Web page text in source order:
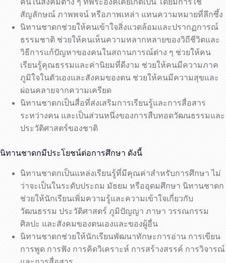
สัญลักษณ์ ภาพพจน์ หรือภาพเหล่า แทนความหมายที่ลึกซึ้ง
นิทานชาดกช่วยให้คนเข้าใจสิ่งแวดล้อมและปรากฏการณ์
ธรรมชาติ ช่วยให้คนเห็นความหลากหลายของวิถีชีวิตและ
วิธีการแก้ปัญหาของคนในสถานการณ์ต่าง ๆ ช่วยให้คน
เรียนรู้คุณธรรมและค่านิยมที่ดีงาม ช่วยให้คนมีความภาค
ภูมิใจในตัวเองและสังคมของตน ช่วยให้คนมีความสุขและ
ผ่อนคลายจากความเครียด
นิทานชาดกเป็นสื่อที่ส่งเสริมการเรียนรู้และการสื่อสาร
ระหว่างคน และเป็นส่วนหนึ่งของการสืบทอดวัฒนธรรมและ
ประวัติศาสตร์ของชาติ
นิทานชาดกมีประโยชน์ต่อการศึกษา ดังนี้
นิทานชาดกเป็นแหล่งเรียนรู้ที่มีคุณค่าสำหรับการศึกษา ไม่
ว่าจะเป็นในระดับประถม มัธยม หรืออุดมศึกษา นิทานชาดก
ช่วยให้นักเรียนเพิ่มความรู้และความเข้าใจเกี่ยวกับ
วัฒนธรรม ประวัติศาสตร์ ภูมิปัญญา ภาษา วรรณกรรม
ศิลปะ และสังคมของตนเองและของผู้อื่น
นิทานชาดกช่วยให้นักเรียนพัฒนาทักษะการอ่าน การเขียน
การพูด การฟัง การคิดวิเคราะห์ การสร้างสรรค์ การวิจารณ์